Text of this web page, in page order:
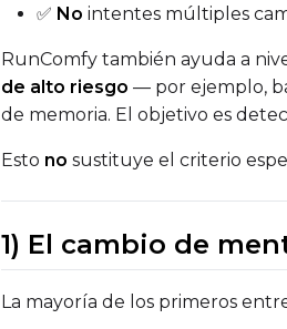
✅ No intentes múltiples
RunComfy también ayuda a
de alto riesgo — por ejemplo,
de memoria. El objetivo es
Esto no sustituye el criterio
1) El cambio de
La mayoría de los primeros